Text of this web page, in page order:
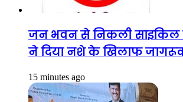
जन भवन से निकली साइकिल
ने दिया नशे के खिलाफ
15 minutes ago